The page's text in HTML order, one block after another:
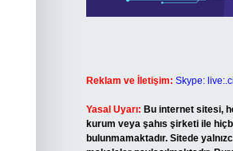
Reklam ve İletişim: Skype:
Yasal Uyarı: Bu internet sitesi,
kurum veya şahıs şirketi ile
bulunmamaktadır. Sitede